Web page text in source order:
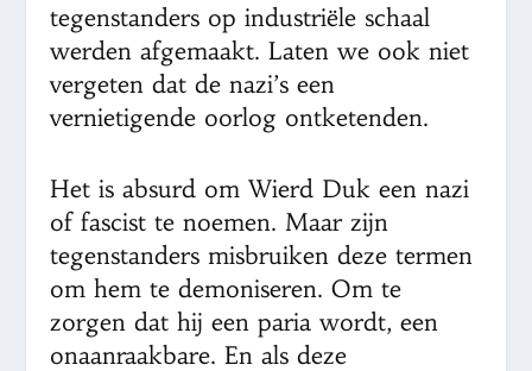
tegenstanders op industriële schaal
werden afgemaakt. Laten we ook niet
vergeten dat de nazi’s een
vernietigende oorlog ontketenden.
Het is absurd om Wierd Duk een nazi
of fascist te noemen. Maar zijn
tegenstanders misbruiken deze termen
om hem te demoniseren. Om te
zorgen dat hij een paria wordt, een
onaanraakbare. En als deze